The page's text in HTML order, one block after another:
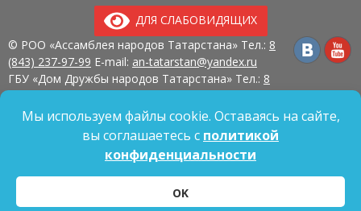
ДЛЯ СЛАБОВИДЯЩИХ
© РОО «Ассамблея народов Татарстана» Тел.: 8
(843) 237-97-99 E-mail: an-tatarstan@yandex.ru
ГБУ «Дом Дружбы народов Татарстана» Тел.: 8
420107, г. Казань, ул. Павлюхина, д. 57
Политика обработки персональных данных
Согласие на обработку персональных данных
Мы используем файлы cookie. Оставаясь на сайте,
вы соглашаетесь с политикой
конфиденциальности
OK